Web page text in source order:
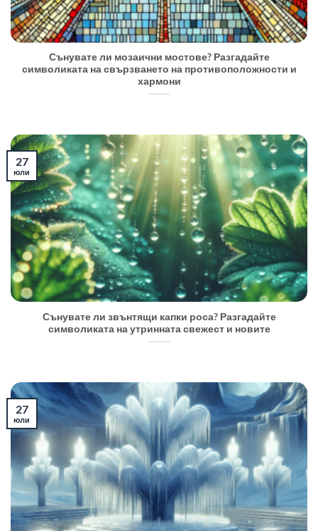
Сънувате ли мозаични мостове? Разгадайте
символиката на свързването на противоположности и
хармони
Сънувате ли звънтящи капки роса? Разгадайте
символиката на утринната свежест и новите
27
юли
27
юли